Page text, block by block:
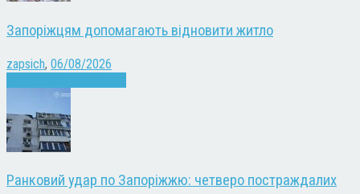
Запоріжцям допомагають відновити житло
zapsich, 06/08/2026
Ранковий удар по Запоріжжю: четверо постраждалих